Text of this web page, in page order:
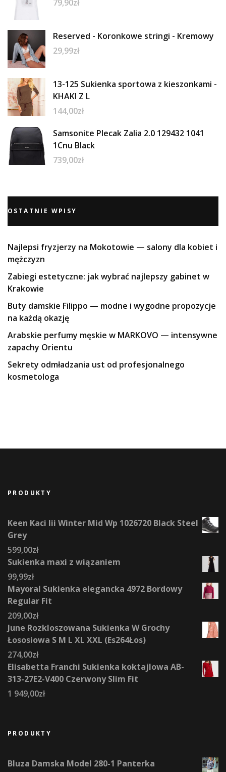
79,90zł
Reserved - Koronkowe stringi - Kremowy
29,99zł
13-125 Sukienka sportowa z kieszonkami -
KHAKI Z L
144,00zł
Samsonite Plecak Zalia 2.0 129432 1041
1Cnu Black
739,00zł
OSTATNIE WPISY
Najlepsi fryzjerzy na Mokotowie — salony dla kobiet i
mężczyzn
Zabiegi estetyczne: jak wybrać najlepszy gabinet w
Krakowie
Buty damskie Filippo — modne i wygodne propozycje
na każdą okazję
Arabskie perfumy męskie w MARKOVO — intensywne
zapachy Orientu
Sekrety odmładzania ust od profesjonalnego
kosmetologa
PRODUKTY
Keen Kaci Iii Winter Mid Wp 1026720 Black Steel
Grey
599,00zł
Sukienka maxi z wiązaniem
99,99zł
Mayoral Sukienka elegancka 4972 Bordowy
Regular Fit
209,00zł
June Rozkloszowana Sukienka W Grochy
Łososiowa S M L XL XXL (Es264Łos)
274,00zł
Elisabetta Franchi Sukienka koktajlowa AB-
313-27E2-V400 Czerwony Slim Fit
1 949,00zł
PRODUKTY
Bluza Damska Model 280-1 Panterka